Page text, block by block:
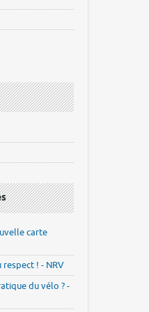
carte
! - NRV
du vélo ? -